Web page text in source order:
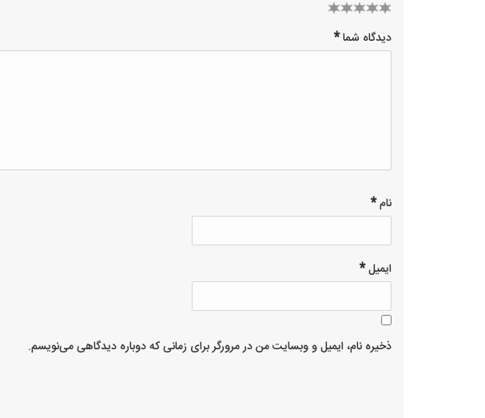
1
of
2 of
5
3 of 5
stars
stars
5 of 5
stars
دیدگاه شما*
نام*
ایمیل*
ذخیره نام، ایمیل و وبسایت من در مرورگر برای زمانی که دوباره دیدگاهی می‌نویسم.